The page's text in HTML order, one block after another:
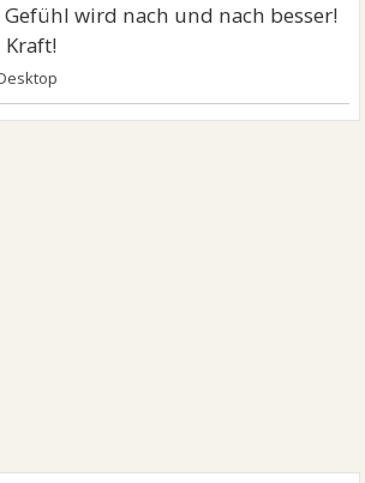
Gefühl wird nach und nach besser!